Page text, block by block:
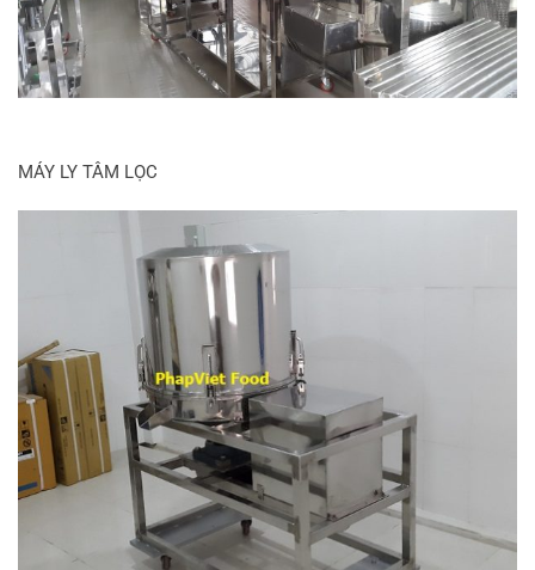
MÁY LY TÂM LỌC